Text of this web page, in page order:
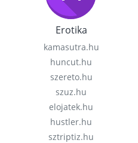
Erotika
kamasutra.hu
huncut.hu
szereto.hu
szuz.hu
elojatek.hu
hustler.hu
sztriptiz.hu